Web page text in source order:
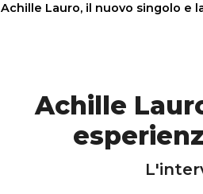
Achille Lauro, il nuovo singolo e
Achille